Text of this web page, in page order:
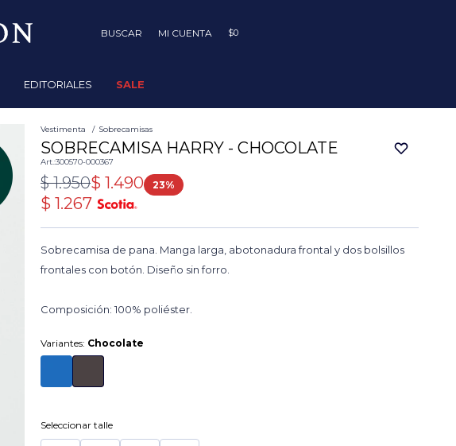
EDITORIALES SALE
$0
Vestimenta Sobrecamisas
SOBRECAMISA HARRY - CHOCOLATE
300570-000367
$ 1.490
$ 1.950 23
$ 1.267
Sobrecamisa de pana. Manga larga, abotonadura frontal y dos bolsillos
frontales con botón. Diseño sin forro.
Composición: 100% poliéster.
Variantes: Chocolate
Seleccionar talle